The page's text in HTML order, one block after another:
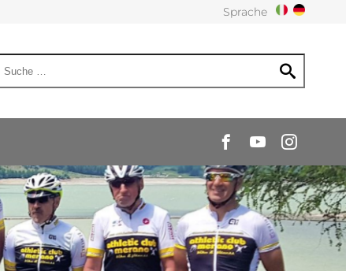
Sprache